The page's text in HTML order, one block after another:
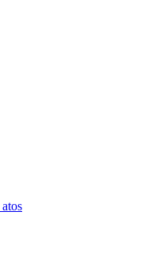
atos